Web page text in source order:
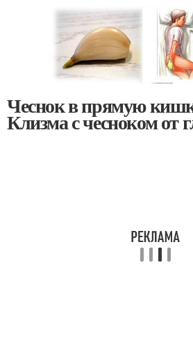
Чеснок в прямую
Клизма с чесноком от